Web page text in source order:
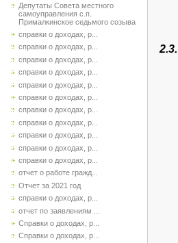
Депутаты Совета местного
самоуправления с.п.
Прималкинское седьмого созыва
справки о доходах, р...
справки о доходах, р...
справки о доходах, р...
справки о доходах, р...
справки о доходах, р...
справки о доходах, р...
справки о доходах, р...
справки о доходах, р...
справки о доходах, р...
справки о доходах, р...
справки о доходах, р...
отчет о работе гражд...
Отчет за 2021 год
справки о доходах, р...
отчет по заявлениям ...
Справки о доходах, р...
Справки о доходах, р...